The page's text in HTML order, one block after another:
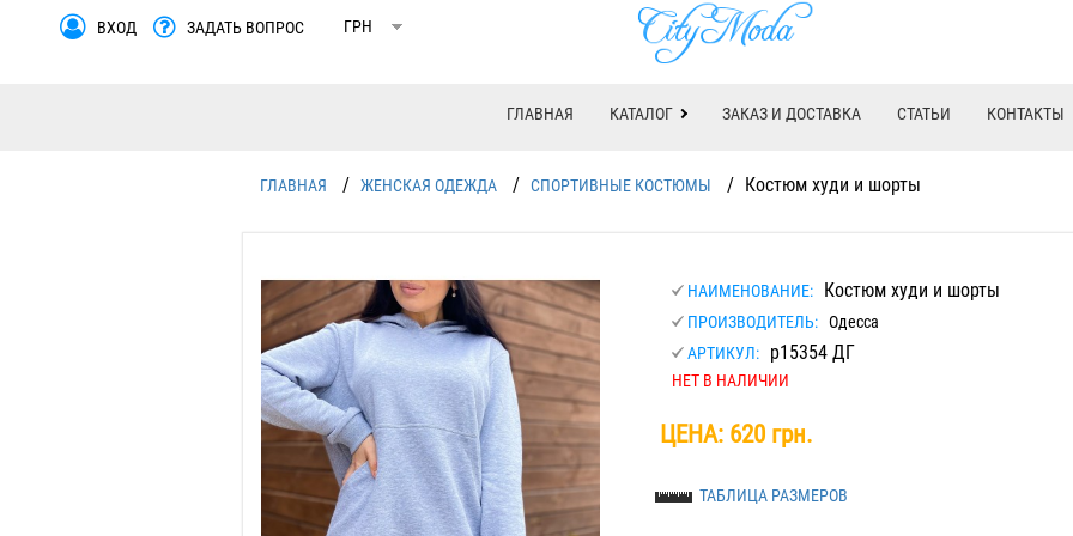
ВХОД ЗАДАТЬ ВОПРОС
ГЛАВНАЯ КАТАЛОГ ЗАКАЗ И ДОСТАВКА СТАТЬИ КОНТАКТЫ
ГЛАВНАЯ / ЖЕНСКАЯ ОДЕЖДА / СПОРТИВНЫЕ КОСТЮМЫ / Костюм худи и шорты
НАИМЕНОВАНИЕ: Костюм худи и шорты
ПРОИЗВОДИТЕЛЬ: Одесса
АРТИКУЛ:
р15354 ДГ
НЕТ В НАЛИЧИИ
ЦЕНА: 620 грн.
ТАБЛИЦА РАЗМЕРОВ